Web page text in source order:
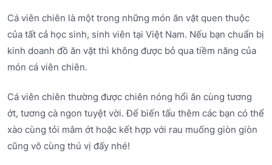
Cá viên chiên là một trong những món ăn vặt quen thuộc
của tất cả học sinh, sinh viên tại Việt Nam. Nếu bạn chuẩn bị
kinh doanh đồ ăn vặt thì không được bỏ qua tiềm năng của
món cá viên chiên.
Cá viên chiên thường được chiên nóng hổi ăn cùng tương
ớt, tương cà ngon tuyệt vời. Để biến tấu thêm các bạn có thể
xào cùng tỏi mắm ớt hoặc kết hợp với rau muống giòn giòn
cũng vô cùng thú vị đấy nhé!